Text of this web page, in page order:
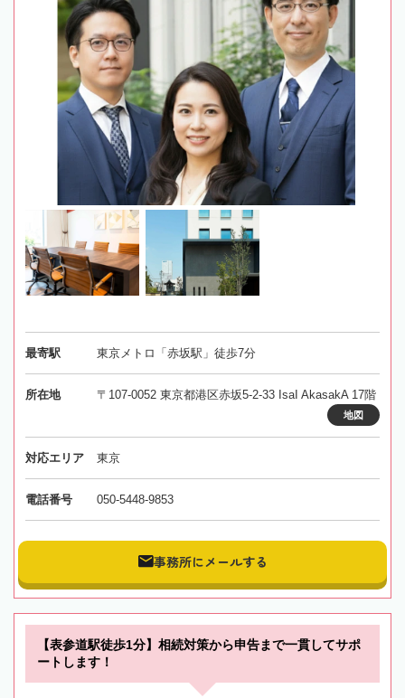
最寄駅 東京メトロ「赤坂駅」徒歩7分
所在地 〒107-0052 東京都港区赤坂5-2-33 IsaI AkasakA 17階
地図
対応エリア 東京
電話番号 050-5448-9853
事務所にメールする
【表参道駅徒歩1分】相続対策から申告まで一貫してサポ
ートします！